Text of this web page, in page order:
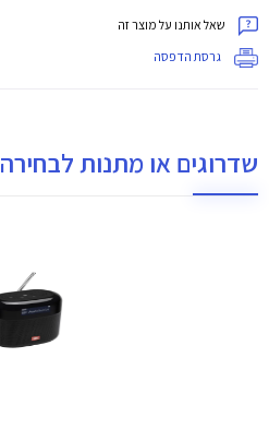
שאל אותנו על מוצר זה
גרסת הדפסה
שדרוגים או מתנות לבחירה